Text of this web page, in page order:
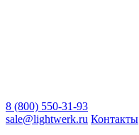
8 (800) 550-31-93
sale@lightwerk.ru Контакты